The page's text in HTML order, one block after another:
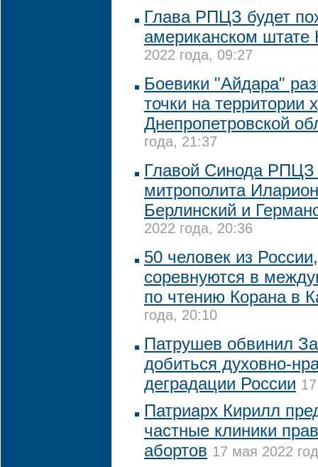
Глава РПЦЗ будет
американском
2022 года, 09:27
Боевики "Айдара"
точки на территории
Днепропетровской
года, 21:37
Главой Синода РПЦЗ
митрополита
Берлинский и
2022 года, 20:36
50 человек из
соревнуются в
по чтению Корана в
года, 20:10
Патрушев обвинил
добиться духовно-
деградации России
Патриарх Кирилл
частные клиники
абортов 17 мая 2022